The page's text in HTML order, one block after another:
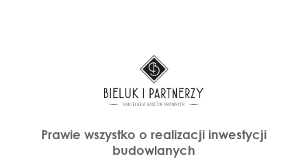
Prawie wszystko o realizacji inwestycji
budowlanych